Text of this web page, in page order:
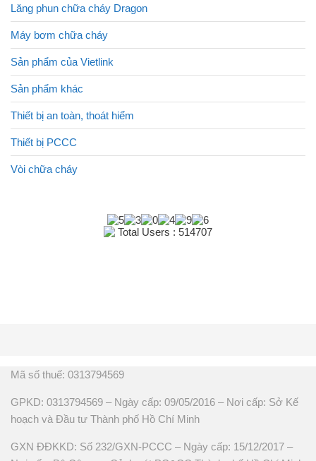
Lăng phun chữa cháy Dragon
Máy bơm chữa cháy
Sản phẩm của Vietlink
Sản phẩm khác
Thiết bị an toàn, thoát hiểm
Thiết bị PCCC
Vòi chữa cháy
Total Users : 514707
Mã số thuế: 0313794569
GPKD: 0313794569 – Ngày cấp: 09/05/2016 – Nơi cấp: Sở Kế
hoạch và Đầu tư Thành phố Hồ Chí Minh
GXN ĐĐKKD: Số 232/GXN-PCCC – Ngày cấp: 15/12/2017 –